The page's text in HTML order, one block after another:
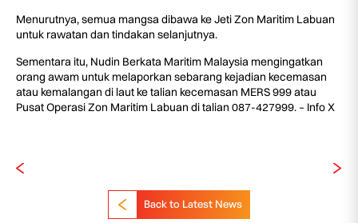
Menurutnya, semua mangsa dibawa ke Jeti Zon Maritim Labuan
untuk rawatan dan tindakan selanjutnya.
Sementara itu, Nudin Berkata Maritim Malaysia mengingatkan
orang awam untuk melaporkan sebarang kejadian kecemasan
atau kemalangan di laut ke talian kecemasan MERS 999 atau
Pusat Operasi Zon Maritim Labuan di talian 087-427999. – Info X
Back to Latest News